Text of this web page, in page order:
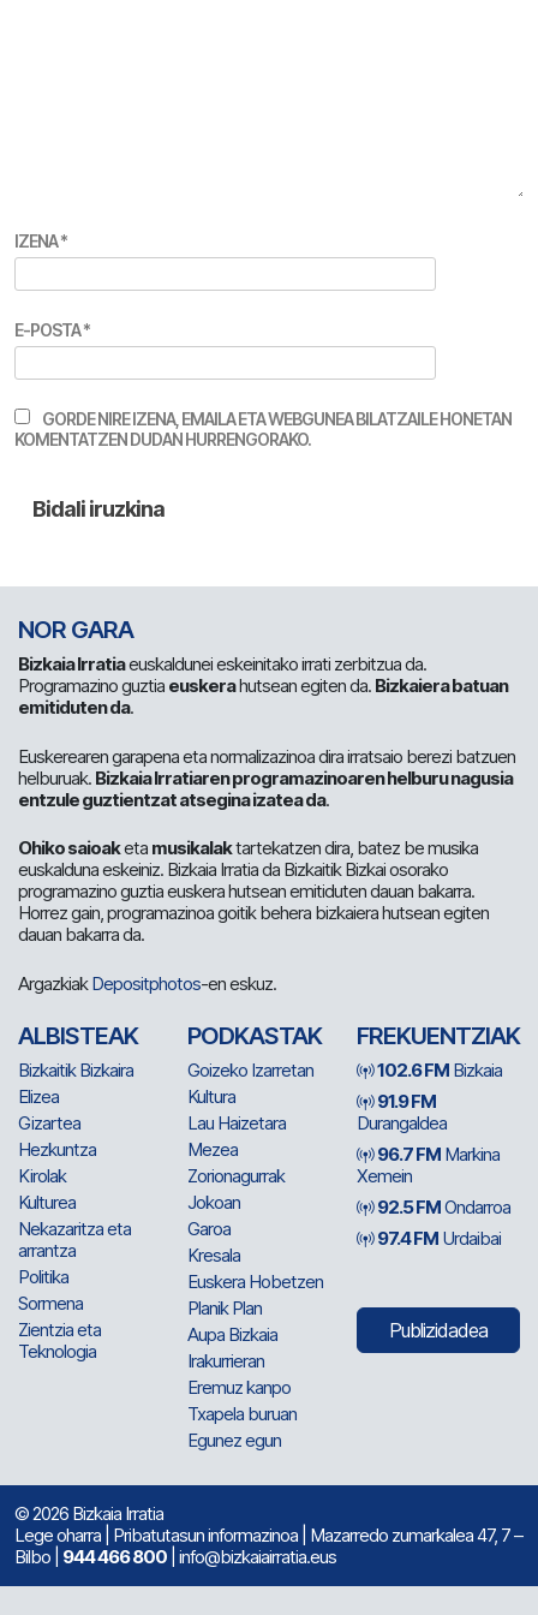
IZENA*
E-POSTA*
GORDE NIRE IZENA, EMAILA ETA WEBGUNEA BILATZAILE HONETAN
KOMENTATZEN DUDAN HURRENGORAKO.
NOR GARA
Bizkaia Irratiaeuskaldunei eskeinitako irrati zerbitzua da.
Programazino guztia euskerahutsean egiten da. Bizkaiera batuan
emitiduten da.
Euskerearen garapena eta normalizazinoa dira irratsaio berezi batzuen
helburuak. Bizkaia Irratiaren programazinoaren helburu nagusia
entzule guztientzat atsegina izatea da.
Ohiko saioaketa musikalaktartekatzen dira, batez be musika
euskalduna eskeiniz. Bizkaia Irratia da Bizkaitik Bizkai osorako
programazino guztia euskera hutsean emitiduten dauan bakarra.
Horrez gain, programazinoa goitik behera bizkaiera hutsean egiten
dauan bakarra da.
ArgazkiakDepositphotos-en eskuz.
ALBISTEAK
Bizkaitik Bizkaira
Elizea
Gizartea
Hezkuntza
Kirolak
Kulturea
Nekazaritza eta
arrantza
Politika
Sormena
Zientzia eta
Teknologia
PODKASTAK
Goizeko Izarretan
Kultura
Lau Haizetara
Mezea
Zorionagurrak
Jokoan
Garoa
Kresala
Euskera Hobetzen
Planik Plan
Aupa Bizkaia
Irakurrieran
Eremuz kanpo
Txapela buruan
Egunez egun
FREKUENTZIAK
102.6 FM Bizkaia
91.9 FM
Durangaldea
96.7 FM Markina
Xemein
92.5 FMOndarroa
97.4 FM Urdaibai
Publizidadea
© 2026 Bizkaia Irratia
Lege oharra Pribatutasun informazinoa | Mazarredo zumarkalea 47, 7 –
Bilbo | 944 466 800 | info@bizkaiairratia.eus